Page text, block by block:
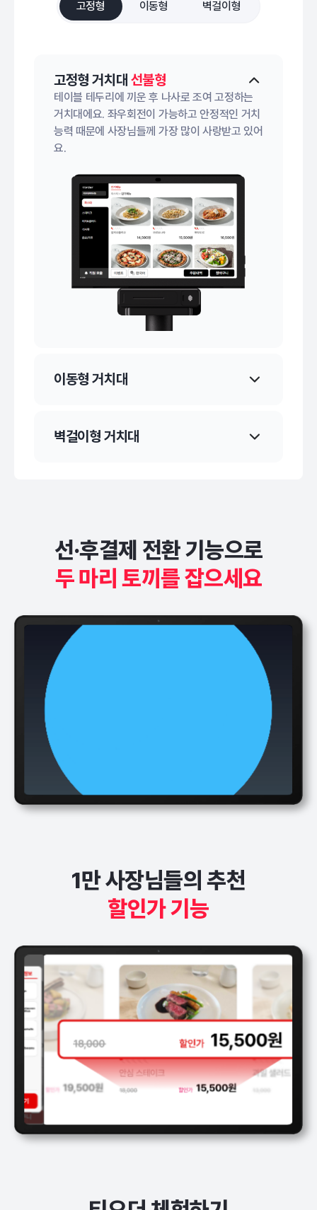
고정형 이동형 벽걸이형
고정형 거치대 선불형
테이블 테두리에 끼운 후 나사로 조여 고정하는
거치대에요. 좌우회전이 가능하고 안정적인 거치
능력 때문에 사장님들께 가장 많이 사랑받고 있어
요.
이동형 거치대
벽걸이형 거치대
선·후결제 전환 기능으로
두 마리 토끼를 잡으세요
1만 사장님들의 추천
할인가 기능